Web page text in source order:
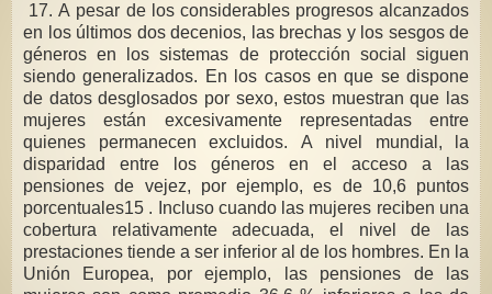
17. A pesar de los considerables progresos alcanzados
en los últimos dos decenios, las brechas y los sesgos de
géneros en los sistemas de protección social siguen
siendo generalizados. En los casos en que se dispone
de datos desglosados por sexo, estos muestran que las
mujeres están excesivamente representadas entre
quienes permanecen excluidos. A nivel mundial, la
disparidad entre los géneros en el acceso a las
pensiones de vejez, por ejemplo, es de 10,6 puntos
porcentuales15 . Incluso cuando las mujeres reciben una
cobertura relativamente adecuada, el nivel de las
prestaciones tiende a ser inferior al de los hombres. En la
Unión Europea, por ejemplo, las pensiones de las